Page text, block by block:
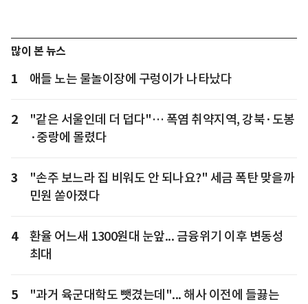
많이 본 뉴스
1 애들 노는 물놀이장에 구렁이가 나타났다
2
"같은 서울인데 더 덥다"… 폭염 취약지역, 강북·도봉
·중랑에 몰렸다
3
"손주 보느라 집 비워도 안 되나요?" 세금 폭탄 맞을까
민원 쏟아졌다
4
환율 어느새 1300원대 눈앞... 금융위기 이후 변동성
최대
5
"과거 육군대학도 뺏겼는데"... 해사 이전에 들끓는